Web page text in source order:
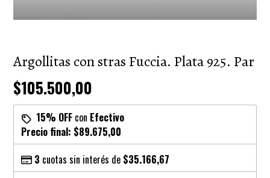
Argollitas con stras Fuccia. Plata 925. Par
$105.500,00
15% OFF con Efectivo
Precio final: $89.675,00
3 cuotas sin interés de $35.166,67